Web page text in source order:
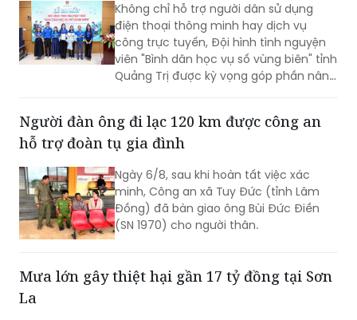
Không chỉ hỗ trợ người dân sử dụng
điện thoại thông minh hay dịch vụ
công trực tuyến, Đội hình tình nguyện
viên "Bình dân học vụ số vùng biên" tỉnh
Quảng Trị được kỳ vọng góp phần nâng
khu vực biên giới.
Người đàn ông đi lạc 120 km được công an
hỗ trợ đoàn tụ gia đình
Ngày 6/8, sau khi hoàn tất việc xác
minh, Công an xã Tuy Đức (tỉnh Lâm
Đồng) đã bàn giao ông Bùi Đức Điền
(SN 1970) cho người thân.
Mưa lớn gây thiệt hại gần 17 tỷ đồng tại Sơn
La